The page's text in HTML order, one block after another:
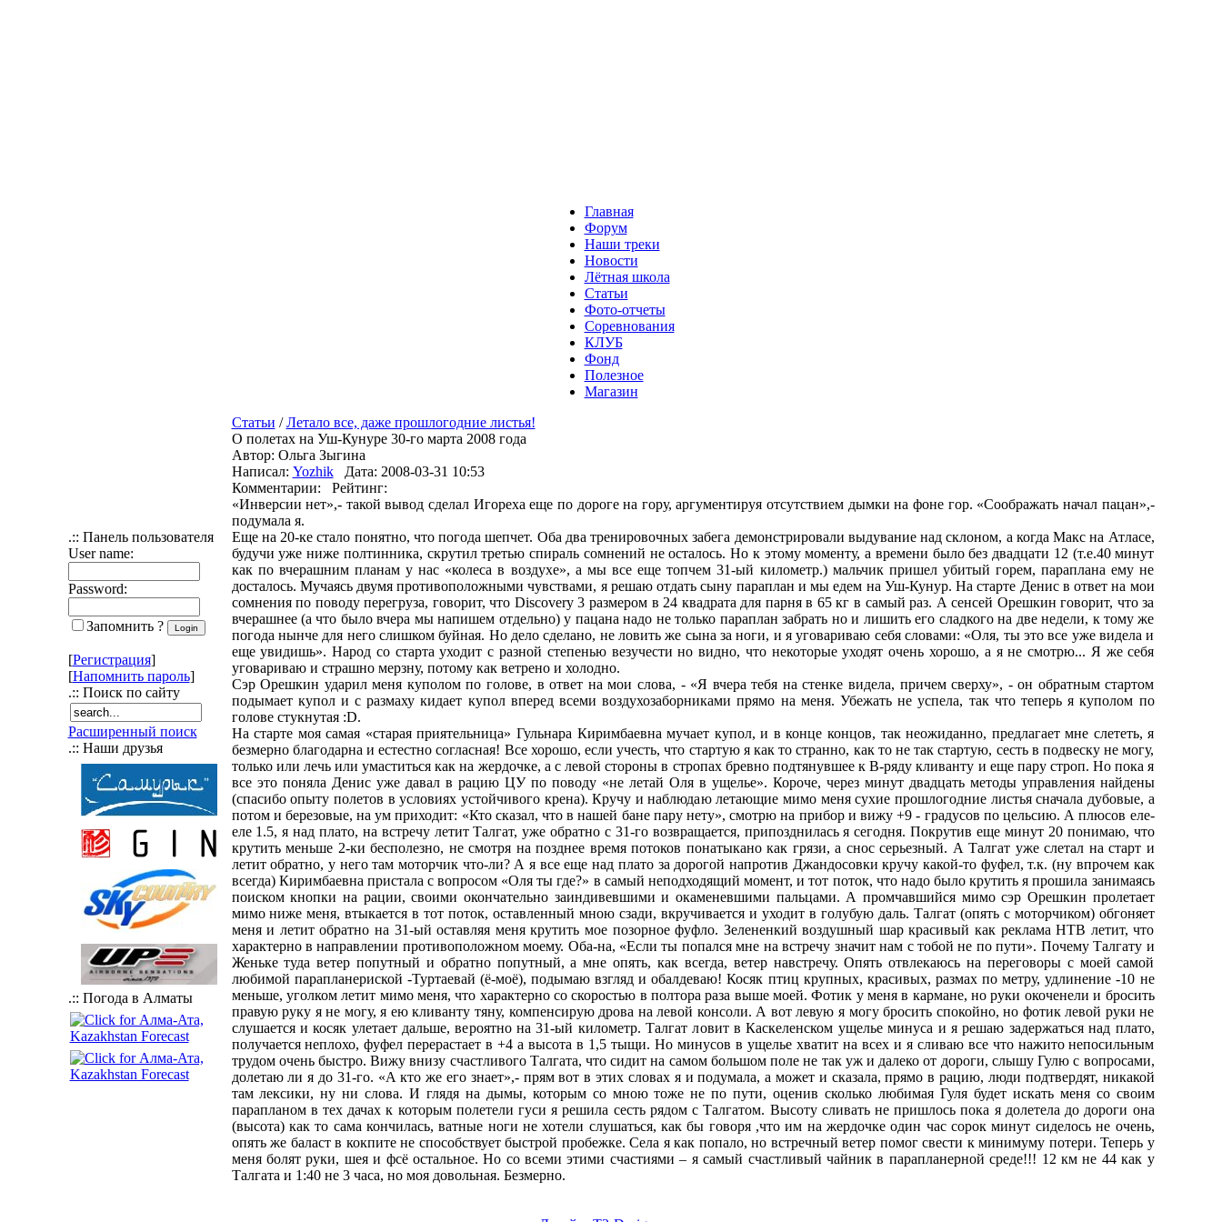
Главная
Форум
Наши треки
Новости
Лётная школа
Статьи
Фото-отчеты
Соревнования
КЛУБ
Фонд
Полезное
Магазин
.:: Панель пользователя
User name:
Password:
Запомнить ?
[Регистрация]
[Напомнить пароль]
.:: Поиск по сайту
Расширенный поиск
.:: Наши друзья
.:: Погода в Алматы
Статьи /Летало все, даже прошлогодние листья!
О полетах на Уш-Кунуре 30-го марта 2008 года
Автор: Ольга Зыгина
Написал: YozhikДата: 2008-03-31 10:53
Комментарии: Рейтинг:
«Инверсии нет»,- такой вывод сделал Игореха еще по дороге на гору, аргументируя отсутствием дымки на фоне гор. «Соображать начал пацан»,-
подумала я.
Еще на 20-ке стало понятно, что погода шепчет. Оба два тренировочных забега демонстрировали выдувание над склоном, а когда Макс на Атласе,
будучи уже ниже полтинника, скрутил третью спираль сомнений не осталось. Но к этому моменту, а времени было без двадцати 12 (т.е.40 минут
как по вчерашним планам у нас «колеса в воздухе», а мы все еще топчем 31-ый километр.) мальчик пришел убитый горем, параплана ему не
досталось. Мучаясь двумя противоположными чувствами, я решаю отдать сыну параплан и мы едем на Уш-Кунур. На старте Денис в ответ на мои
сомнения по поводу перегруза, говорит, что Discovery 3 размером в 24 квадрата для парня в 65 кг в самый раз. А сенсей Орешкин говорит, что за
вчерашнее (а что было вчера мы напишем отдельно) у пацана надо не только параплан забрать но и лишить его сладкого на две недели, к тому же
погода нынче для него слишком буйная. Но дело сделано, не ловить же сына за ноги, и я уговариваю себя словами: «Оля, ты это все уже видела и
еще увидишь». Народ со старта уходит с разной степенью везучести но видно, что некоторые уходят очень хорошо, а я не смотрю... Я же себя
уговариваю и страшно мерзну, потому как ветрено и холодно.
Сэр Орешкин ударил меня куполом по голове, в ответ на мои слова, - «Я вчера тебя на стенке видела, причем сверху», - он обратным стартом
подымает купол и с размаху кидает купол вперед всеми воздухозаборниками прямо на меня. Убежать не успела, так что теперь я куполом по
голове стукнутая :D.
На старте моя самая «старая приятельница» Гульнара Киримбаевна мучает купол, и в конце концов, так неожиданно, предлагает мне слететь, я
безмерно благодарна и естестно согласная! Все хорошо, если учесть, что стартую я как то странно, как то не так стартую, сесть в подвеску не могу,
только или лечь или умаститься как на жердочке, а с левой стороны в стропах бревно подтянувшее к В-ряду кливанту и еще пару строп. Но пока я
все это поняла Денис уже давал в рацию ЦУ по поводу «не летай Оля в ущелье». Короче, через минут двадцать методы управления найдены
(спасибо опыту полетов в условиях устойчивого крена). Кручу и наблюдаю летающие мимо меня сухие прошлогодние листья сначала дубовые, а
потом и березовые, на ум приходит: «Кто сказал, что в нашей бане пару нету», смотрю на прибор и вижу +9 - градусов по цельсию. А плюсов еле-
еле 1.5, я над плато, на встречу летит Талгат, уже обратно с 31-го возвращается, припозднилась я сегодня. Покрутив еще минут 20 понимаю, что
крутить меньше 2-ки бесполезно, не смотря на позднее время потоков понатыкано как грязи, а снос серьезный. А Талгат уже слетал на старт и
летит обратно, у него там моторчик что-ли? А я все еще над плато за дорогой напротив Джандосовки кручу какой-то фуфел, т.к. (ну впрочем как
всегда) Киримбаевна пристала с вопросом «Оля ты где?» в самый неподходящий момент, и тот поток, что надо было крутить я прошила занимаясь
поиском кнопки на рации, своими окончательно заиндивевшими и окаменевшими пальцами. А промчавшийся мимо сэр Орешкин пролетает
мимо ниже меня, втыкается в тот поток, оставленный мною сзади, вкручивается и уходит в голубую даль. Талгат (опять с моторчиком) обгоняет
меня и летит обратно на 31-ый оставляя меня крутить мое позорное фуфло. Зелененкий воздушный шар красивый как реклама НТВ летит, что
характерно в направлении противоположном моему. Оба-на, «Если ты попался мне на встречу значит нам с тобой не по пути». Почему Талгату и
Женьке туда ветер попутный и обратно попутный, а мне опять, как всегда, ветер навстречу. Опять отвлекаюсь на переговоры с моей самой
любимой парапланериской -Туртаевай (ё-моё), подымаю взгляд и обалдеваю! Косяк птиц крупных, красивых, размах по метру, удлинение -10 не
меньше, уголком летит мимо меня, что характерно со скоростью в полтора раза выше моей. Фотик у меня в кармане, но руки окоченели и бросить
правую руку я не могу, я ею кливанту тяну, компенсирую дрова на левой консоли. А вот левую я могу бросить спокойно, но фотик левой руки не
слушается и косяк улетает дальше, вероятно на 31-ый километр. Талгат ловит в Каскеленском ущелье минуса и я решаю задержаться над плато,
получается неплохо, фуфел перерастает в +4 а высота в 1,5 тыщи. Но минусов в ущелье хватит на всех и я сливаю все что нажито непосильным
трудом очень быстро. Вижу внизу счастливого Талгата, что сидит на самом большом поле не так уж и далеко от дороги, слышу Гулю с вопросами,
долетаю ли я до 31-го. «А кто же его знает»,- прям вот в этих словах я и подумала, а может и сказала, прямо в рацию, люди подтвердят, никакой
там лексики, ну ни слова. И глядя на дымы, которым со мною тоже не по пути, оценив сколько любимая Гуля будет искать меня со своим
парапланом в тех дачах к которым полетели гуси я решила сесть рядом с Талгатом. Высоту сливать не пришлось пока я долетела до дороги она
(высота) как то сама кончилась, ватные ноги не хотели слушаться, как бы говоря ,что им на жердочке один час сорок минут сиделось не очень,
опять же баласт в кокпите не способствует быстрой пробежке. Села я как попало, но встречный ветер помог свести к минимуму потери. Теперь у
меня болят руки, шея и фсё остальное. Но со всеми этими счастиями – я самый счаcтливый чайник в парапланерной среде!!! 12 км не 44 как у
Талгата и 1:40 не 3 часа, но моя довольная. Безмерно.